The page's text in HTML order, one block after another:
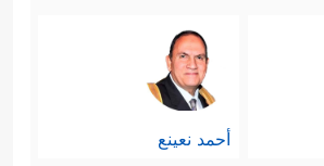
أحمد نعينع